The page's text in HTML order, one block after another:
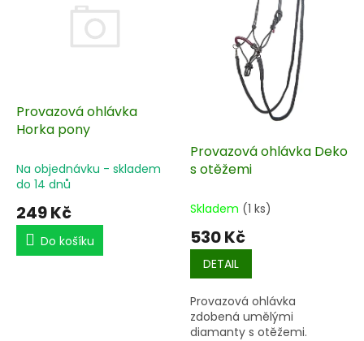
d
ů
Provazová ohlávka
Horka pony
Na objednávku - skladem
do 14 dnů
249 Kč
Do košíku
Provazová ohlávka Deko
s otěžemi
Skladem (1 ks)
530 Kč
DETAIL
Provazová ohlávka
zdobená umělými
diamanty s otěžemi.